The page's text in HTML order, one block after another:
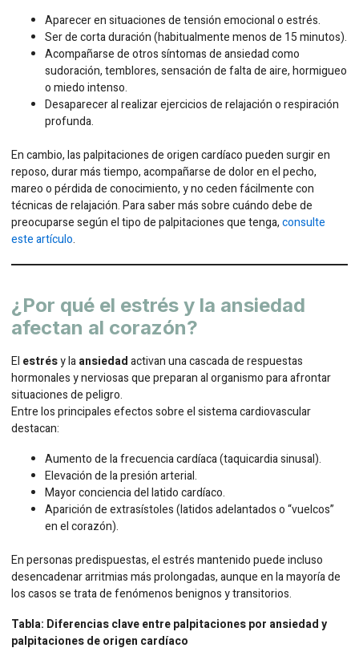
Aparecer en situaciones de tensión emocional o estrés.
Ser de corta duración (habitualmente menos de 15 minutos).
Acompañarse de otros síntomas de ansiedad como
sudoración, temblores, sensación de falta de aire, hormigueo
o miedo intenso.
Desaparecer al realizar ejercicios de relajación o respiración
profunda.
En cambio, las palpitaciones de origen cardíaco pueden surgir en
reposo, durar más tiempo, acompañarse de dolor en el pecho,
mareo o pérdida de conocimiento, y no ceden fácilmente con
técnicas de relajación. Para saber más sobre cuándo debe de
preocuparse según el tipo de palpitaciones que tenga,consulte
este artículo.
¿Por qué el estrés y la ansiedad
afectan al corazón?
El estrésy laansiedadactivan una cascada de respuestas
hormonales y nerviosas que preparan al organismo para afrontar
situaciones de peligro.
Entre los principales efectos sobre el sistema cardiovascular
destacan:
Aumento de la frecuencia cardíaca (taquicardia sinusal).
Elevación de la presión arterial.
Mayor conciencia del latido cardíaco.
Aparición de extrasístoles (latidos adelantados o “vuelcos”
en el corazón).
En personas predispuestas, el estrés mantenido puede incluso
desencadenar arritmias más prolongadas, aunque en la mayoría de
los casos se trata de fenómenos benignos y transitorios.
Tabla: Diferencias clave entre palpitaciones por ansiedad y
palpitaciones de origen cardíaco